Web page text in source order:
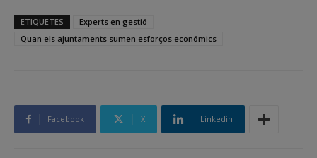
ETIQUETES
Experts en gestió
Quan els ajuntaments sumen esforços económics
Facebook X Linkedin